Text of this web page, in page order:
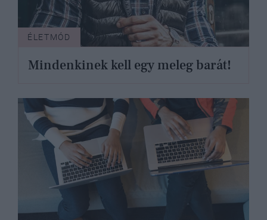
ÉLETMÓD
Mindenkinek kell egy meleg barát!